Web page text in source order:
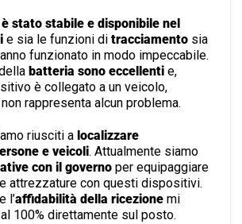
stato stabile e disponibile nel
e sia le funzioni di tracciamento sia
funzionato in modo impeccabile.
batteria sono eccellenti e,
è collegato a un veicolo,
non rappresenta alcun problema.
riusciti a localizzare
e veicoli. Attualmente siamo
con il governo per equipaggiare
attrezzature con questi dispositivi.
e l’affidabilità della ricezione mi
100% direttamente sul posto.